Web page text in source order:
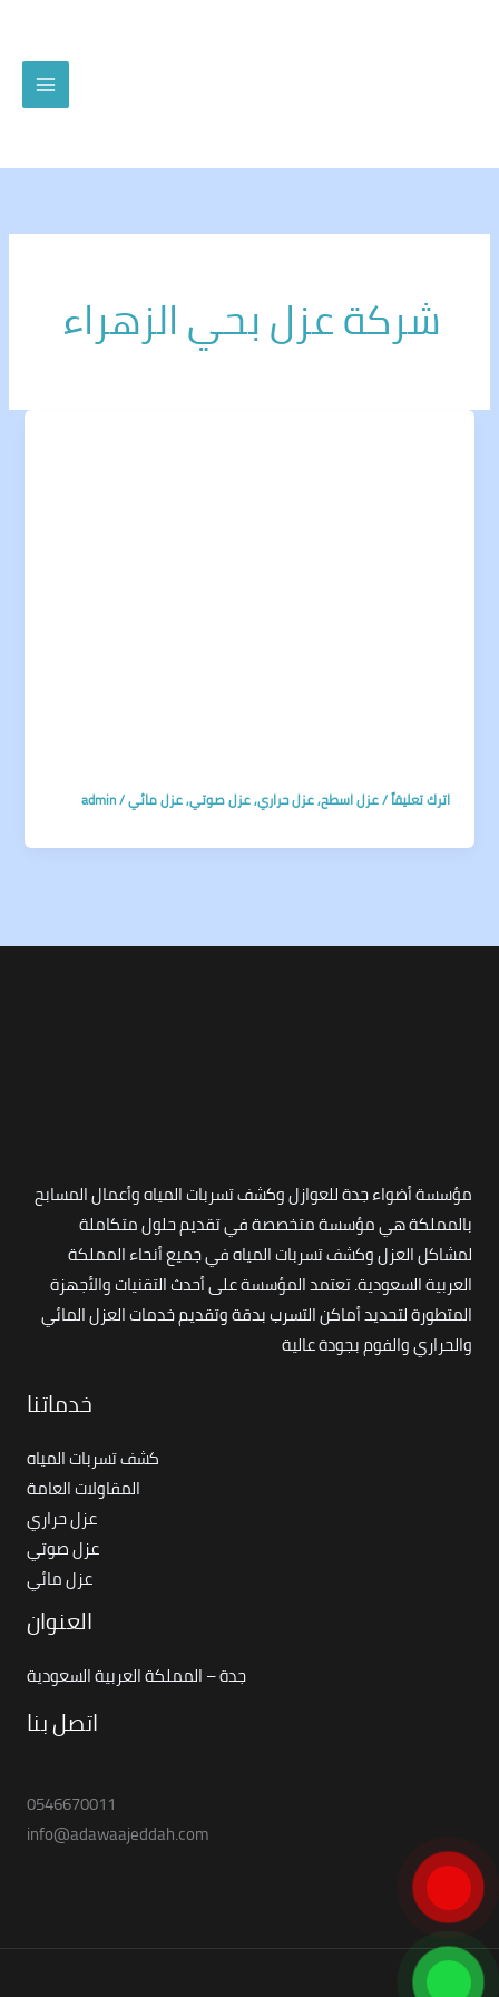
شركة عزل بحي الزهراء
اترك تعليقاً/عزل اسطح,عزل حراري,عزل صوتي,عزل مائي/
admin
مؤسسة أضواء جدة للعوازل وكشف تسربات المياه وأعمال المسابح
بالمملكة هي مؤسسة متخصصة في تقديم حلول متكاملة
لمشاكل العزل وكشف تسربات المياه في جميع أنحاء المملكة
العربية السعودية. تعتمد المؤسسة على أحدث التقنيات والأجهزة
المتطورة لتحديد أماكن التسرب بدقة وتقديم خدمات العزل المائي
والحراري والفوم بجودة عالية
خدماتنا
كشف تسربات المياه
المقاولات العامة
عزل حراري
عزل صوتي
عزل مائي
العنوان
جدة – المملكة العربية السعودية
اتصل بنا